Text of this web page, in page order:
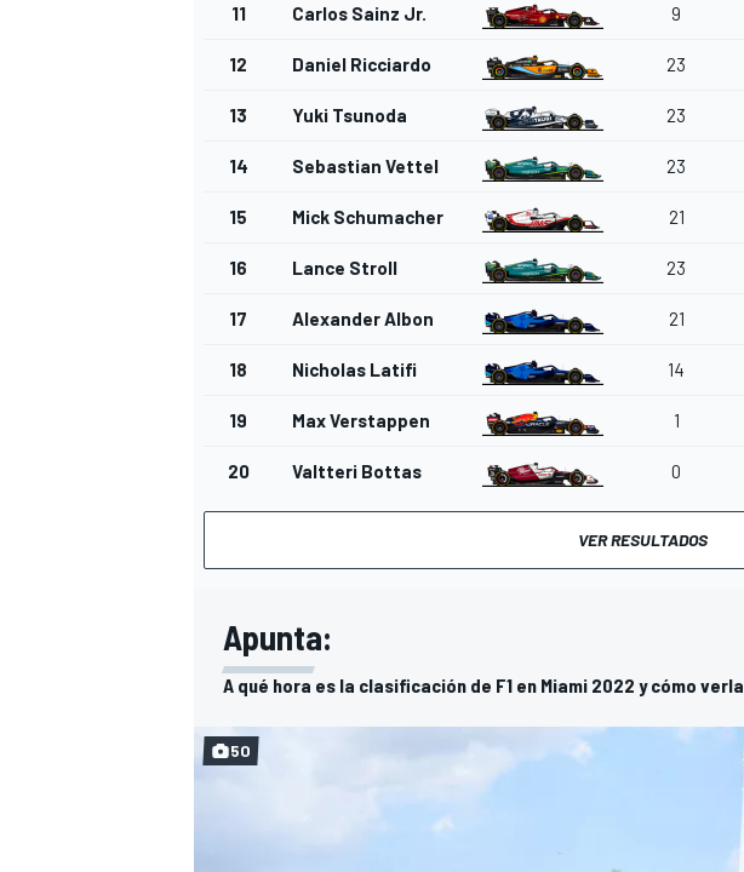
11 Carlos Sainz Jr. 9
12 Daniel Ricciardo 23
13 Yuki Tsunoda 23
14 Sebastian Vettel 23
15 Mick Schumacher 21
16 Lance Stroll 23
17 Alexander Albon 21
18 Nicholas Latifi 14
19 Max Verstappen 1
20 Valtteri Bottas 0
VER RESULTADOS
Apunta:
A qué hora es la clasificación de F1 en Miami 2022 y cómo verla
50